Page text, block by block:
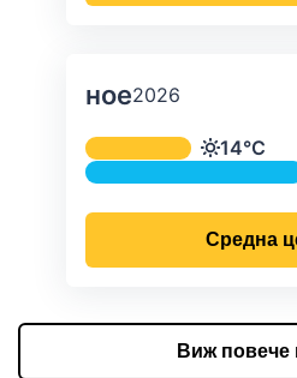
ное2026
Средна
14°C
Средна
Виж повече